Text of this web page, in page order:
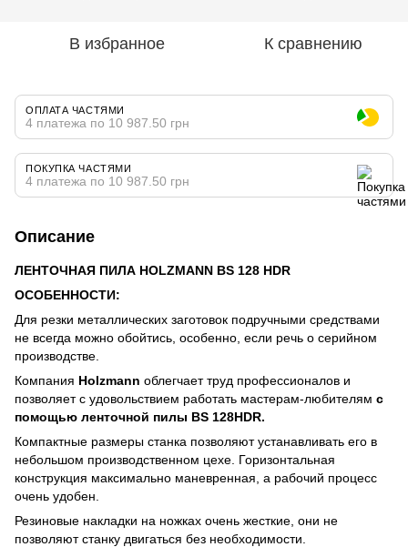
В избранное К сравнению
ОПЛАТА ЧАСТЯМИ
4 платежа по 10 987.50 грн
ПОКУПКА ЧАСТЯМИ
4 платежа по 10 987.50 грн
Описание
ЛЕНТОЧНАЯ ПИЛА HOLZMANN BS 128 HDR
ОСОБЕННОСТИ:
Для резки металлических заготовок подручными средствами
не всегда можно обойтись, особенно, если речь о серийном
производстве.
Компания Holzmann облегчает труд профессионалов и
позволяет с удовольствием работать мастерам-любителям с
помощью ленточной пилы BS 128HDR.
Компактные размеры станка позволяют устанавливать его в
небольшом производственном цехе. Горизонтальная
конструкция максимально маневренная, а рабочий процесс
очень удобен.
Резиновые накладки на ножках очень жесткие, они не
позволяют станку двигаться без необходимости.